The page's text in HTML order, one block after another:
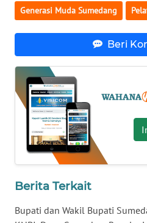
Generasi Muda Sumedang
Beri
Berita Terkait
Bupati dan Wakil Bupati
KALTIM
SULSEL
WN
GORONTALO
WN
SULUT
MALUKU